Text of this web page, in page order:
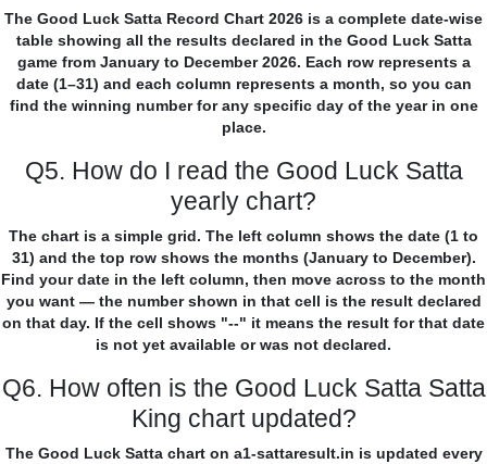
The Good Luck Satta Record Chart 2026 is a complete date-wise
table showing all the results declared in the Good Luck Satta
game from January to December 2026. Each row represents a
date (1–31) and each column represents a month, so you can
find the winning number for any specific day of the year in one
place.
Q5. How do I read the Good Luck Satta
yearly chart?
The chart is a simple grid. The left column shows the date (1 to
31) and the top row shows the months (January to December).
Find your date in the left column, then move across to the month
you want — the number shown in that cell is the result declared
on that day. If the cell shows "--" it means the result for that date
is not yet available or was not declared.
Q6. How often is the Good Luck Satta Satta
King chart updated?
The Good Luck Satta chart on a1-sattaresult.in is updated every